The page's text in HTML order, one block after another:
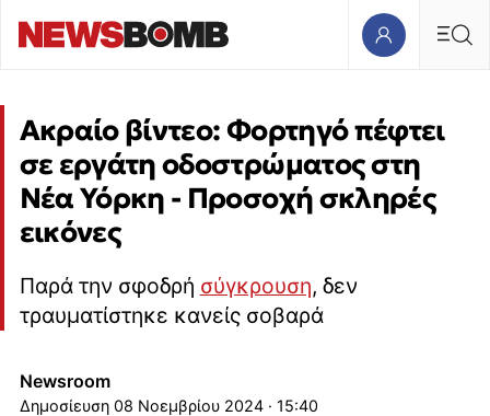
Ακραίο βίντεο: Φορτηγό πέφτει
σε εργάτη οδοστρώματος στη
Νέα Υόρκη - Προσοχή σκληρές
εικόνες
Παρά την σφοδρή σύγκρουση, δεν
τραυματίστηκε κανείς σοβαρά
Newsroom
08 Νοεμβρίου 2024 · 15:40